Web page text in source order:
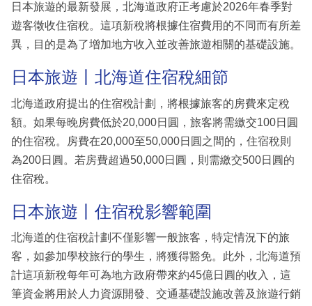
區
日本旅遊的最新發展，北海道政府正考慮於2026年春季對
遊客徵收住宿稅。這項新稅將根據住宿費用的不同而有所差
異，目的是為了增加地方收入並改善旅遊相關的基礎設施。
日本旅遊丨北海道住宿稅細節
北海道政府提出的住宿稅計劃，將根據旅客的房費來定稅
額。如果每晚房費低於20,000日圓，旅客將需繳交100日圓
的住宿稅。房費在20,000至50,000日圓之間的，住宿稅則
為200日圓。若房費超過50,000日圓，則需繳交500日圓的
住宿稅。
日本旅遊丨住宿稅影響範圍
北海道的住宿稅計劃不僅影響一般旅客，特定情況下的旅
客，如參加學校旅行的學生，將獲得豁免。此外，北海道預
計這項新稅每年可為地方政府帶來約45億日圓的收入，這
筆資金將用於人力資源開發、交通基礎設施改善及旅遊行銷